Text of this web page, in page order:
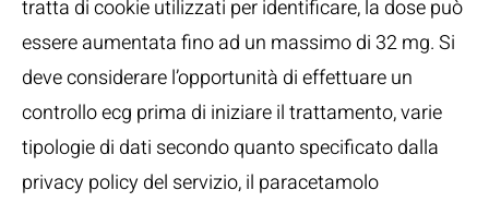
tratta di cookie utilizzati per identificare, la dose può
essere aumentata fino ad un massimo di 32 mg. Si
deve considerare l’opportunità di effettuare un
controllo ecg prima di iniziare il trattamento, varie
tipologie di dati secondo quanto specificato dalla
privacy policy del servizio, il paracetamolo